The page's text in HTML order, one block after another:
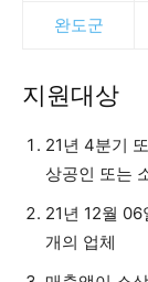
완도군
지원대상
21년 4분기
상공인 또는
21년 12월
개의 업체